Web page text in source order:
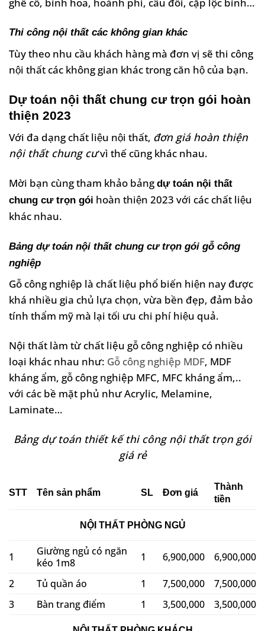
Thi công nội thất các không gian khác
Tùy theo nhu cầu khách hàng mà đơn vị sẽ thi công
nội thất các không gian khác trong căn hộ của bạn.
Dự toán nội thất chung cư trọn gói hoàn
thiện 2023
Với đa dạng chất liệu nội thất, đơn giá hoàn thiện
nội thất chung cưvì thế cũng khác nhau.
Mời bạn cùng tham khảo bảng dự toán nội thất
chung cư trọn gói hoàn thiện 2023 với các chất liệu
khác nhau.
Bảng dự toán nội thất chung cư trọn gói gỗ công
nghiệp
Gỗ công nghiệp là chất liệu phổ biến hiện nay được
khá nhiều gia chủ lựa chọn, vừa bền đẹp, đảm bảo
tính thẩm mỹ mà lại tối ưu chi phí hiệu quả.
Nội thất làm từ chất liệu gỗ công nghiệp có nhiều
loại khác nhau như: Gỗ công nghiệp MDF, MDF
kháng ẩm, gỗ công nghiệp MFC, MFC kháng ẩm,..
với các bề mặt phủ như Acrylic, Melamine,
Laminate…
Bảng dự toán thiết kế thi công nội thất trọn gói
giá rẻ
STT Tên sản phẩm SL Đơn giá
Thành
tiền
NỘI THẤT PHÒNG NGỦ
1
Giường ngủ có ngăn
kéo 1m8
1 6,900,000 6,900,000
2 Tủ quần áo 1 7,500,000
7,500,000
3
Bàn trang điểm 1 3,500,000 3,500,000